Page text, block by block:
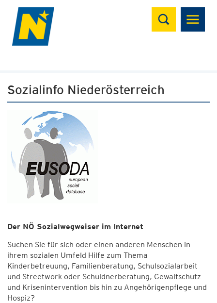
Suchen
Sozialinfo Niederösterreich
Der NÖ Sozialwegweiser im Internet
Suchen Sie für sich oder einen anderen Menschen in
ihrem sozialen Umfeld Hilfe zum Thema
Kinderbetreuung, Familienberatung, Schulsozialarbeit
und Streetwork oder Schuldnerberatung, Gewaltschutz
und Krisenintervention bis hin zu Angehörigenpflege und
Hospiz?